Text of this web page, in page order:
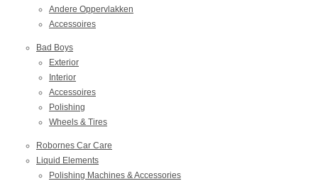
Andere Oppervlakken
Accessoires
Bad Boys
Exterior
Interior
Accessoires
Polishing
Wheels & Tires
Robornes Car Care
Liquid Elements
Polishing Machines & Accessories